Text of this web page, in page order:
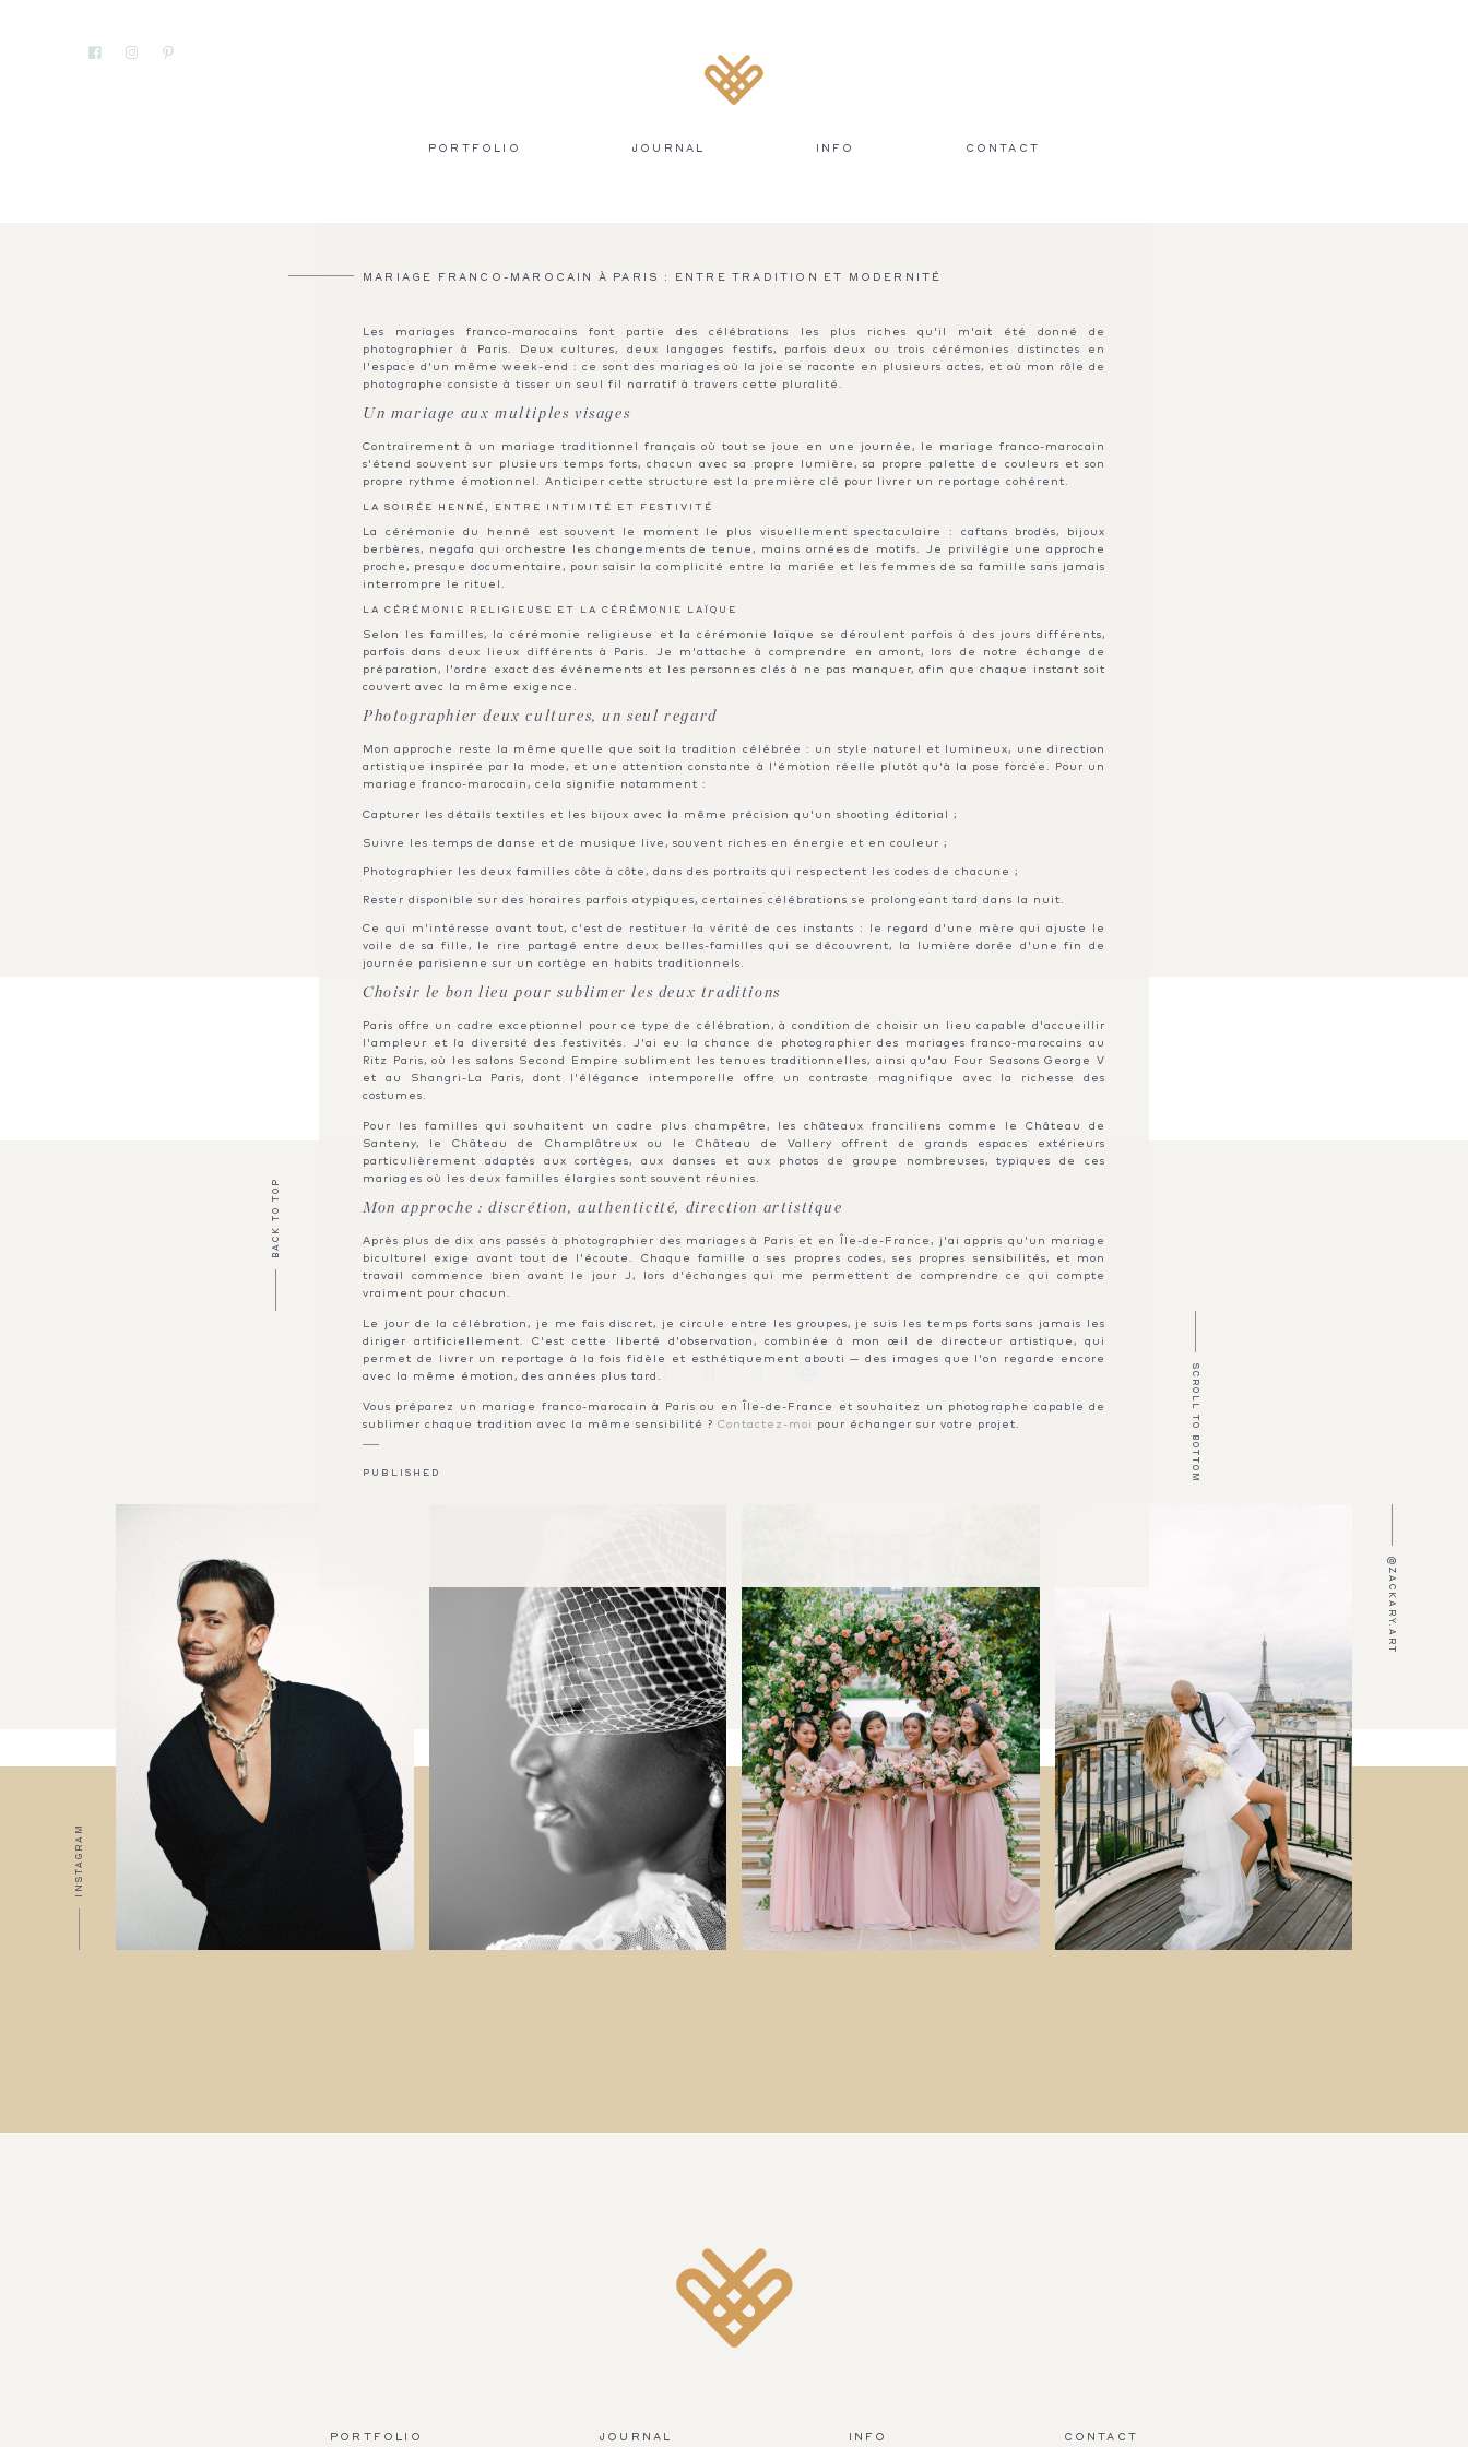
PORTFOLIO JOURNAL INFO CONTACT
MARIAGE FRANCO-MAROCAIN À PARIS : ENTRE TRADITION ET MODERNITÉ
Les mariages franco-marocains font partie des célébrations les plus riches qu'il m'ait été donné de
photographier à Paris. Deux cultures, deux langages festifs, parfois deux ou trois cérémonies distinctes en
l'espace d'un même week-end : ce sont des mariages où la joie se raconte en plusieurs actes, et où mon rôle de
photographe consiste à tisser un seul fil narratif à travers cette pluralité.
Un mariage aux multiples visages
Contrairement à un mariage traditionnel français où tout se joue en une journée, le mariage franco-marocain
s'étend souvent sur plusieurs temps forts, chacun avec sa propre lumière, sa propre palette de couleurs et son
propre rythme émotionnel. Anticiper cette structure est la première clé pour livrer un reportage cohérent.
LA SOIRÉE HENNÉ, ENTRE INTIMITÉ ET FESTIVITÉ
La cérémonie du henné est souvent le moment le plus visuellement spectaculaire : caftans brodés, bijoux
berbères, negafa qui orchestre les changements de tenue, mains ornées de motifs. Je privilégie une approche
proche, presque documentaire, pour saisir la complicité entre la mariée et les femmes de sa famille sans jamais
interrompre le rituel.
LA CÉRÉMONIE RELIGIEUSE ET LA CÉRÉMONIE LAÏQUE
Selon les familles, la cérémonie religieuse et la cérémonie laïque se déroulent parfois à des jours différents,
parfois dans deux lieux différents à Paris. Je m'attache à comprendre en amont, lors de notre échange de
préparation, l'ordre exact des événements et les personnes clés à ne pas manquer, afin que chaque instant soit
couvert avec la même exigence.
Photographier deux cultures, un seul regard
Mon approche reste la même quelle que soit la tradition célébrée : un style naturel et lumineux, une direction
artistique inspirée par la mode, et une attention constante à l'émotion réelle plutôt qu'à la pose forcée. Pour un
mariage franco-marocain, cela signifie notamment :
Capturer les détails textiles et les bijoux avec la même précision qu'un shooting éditorial ;
Suivre les temps de danse et de musique live, souvent riches en énergie et en couleur ;
Photographier les deux familles côte à côte, dans des portraits qui respectent les codes de chacune ;
Rester disponible sur des horaires parfois atypiques, certaines célébrations se prolongeant tard dans la nuit.
Ce qui m'intéresse avant tout, c'est de restituer la vérité de ces instants : le regard d'une mère qui ajuste le
voile de sa fille, le rire partagé entre deux belles-familles qui se découvrent, la lumière dorée d'une fin de
journée parisienne sur un cortège en habits traditionnels.
Choisir le bon lieu pour sublimer les deux traditions
Paris offre un cadre exceptionnel pour ce type de célébration, à condition de choisir un lieu capable d'accueillir
l'ampleur et la diversité des festivités. J'ai eu la chance de photographier des mariages franco-marocains au
Ritz Paris, où les salons Second Empire subliment les tenues traditionnelles, ainsi qu'au Four Seasons George V
et au Shangri-La Paris, dont l'élégance intemporelle offre un contraste magnifique avec la richesse des
costumes.
Pour les familles qui souhaitent un cadre plus champêtre, les châteaux franciliens comme le Château de
Santeny, le Château de Champlâtreux ou le Château de Vallery offrent de grands espaces extérieurs
particulièrement adaptés aux cortèges, aux danses et aux photos de groupe nombreuses, typiques de ces
mariages où les deux familles élargies sont souvent réunies.
Mon approche : discrétion, authenticité, direction artistique
Après plus de dix ans passés à photographier des mariages à Paris et en Île-de-France, j'ai appris qu'un mariage
biculturel exige avant tout de l'écoute. Chaque famille a ses propres codes, ses propres sensibilités, et mon
travail commence bien avant le jour J, lors d'échanges qui me permettent de comprendre ce qui compte
vraiment pour chacun.
Le jour de la célébration, je me fais discret, je circule entre les groupes, je suis les temps forts sans jamais les
diriger artificiellement. C'est cette liberté d'observation, combinée à mon œil de directeur artistique, qui
permet de livrer un reportage à la fois fidèle et esthétiquement abouti — des images que l'on regarde encore
avec la même émotion, des années plus tard.
Vous préparez un mariage franco-marocain à Paris ou en Île-de-France et souhaitez un photographe capable de
sublimer chaque tradition avec la même sensibilité ? Contactez-moi pour échanger sur votre projet.
PUBLISHED
BACK TO TOP
SCROLL TO BOTTOM
SHARE
INSTAGRAM
@ZACKARY.ART
PORTFOLIO JOURNAL INFO CONTACT